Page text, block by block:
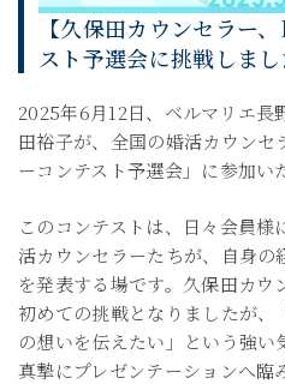
【久保田カウンセラー
スト予選会に挑戦しまし
2025年6月12日、ベルマリエ長
田裕子が、全国の婚活カウン
ーコンテスト予選会」に参加い
このコンテストは、日々会員
活カウンセラーたちが、自身の
を発表する場です。久保田カ
初めての挑戦となりましたが、
の想いを伝えたい」という強い
真摯にプレゼンテーションへ臨